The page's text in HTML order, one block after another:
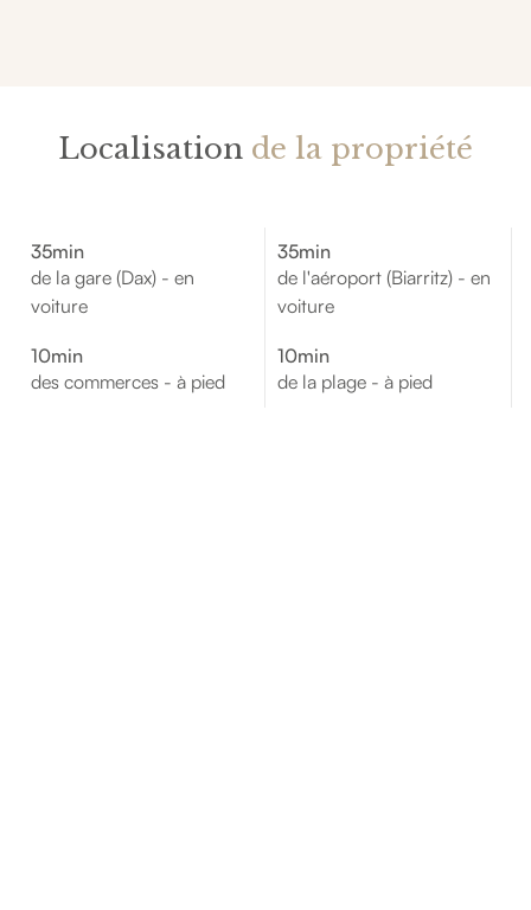
Localisation de la propriété
35min
de la gare (Dax) - en
voiture
35min
de l'aéroport (Biarritz) - en
voiture
10min
des commerces - à pied
10min
de la plage - à pied